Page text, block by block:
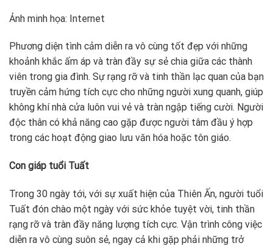
Ảnh minh họa: Internet
Phương diện tình cảm diễn ra vô cùng tốt đẹp với những
khoảnh khắc ấm áp và tràn đầy sự sẻ chia giữa các thành
viên trong gia đình. Sự rạng rỡ và tinh thần lạc quan của bạn
truyền cảm hứng tích cực cho những người xung quanh, giúp
không khí nhà cửa luôn vui vẻ và tràn ngập tiếng cười. Người
độc thân có khả năng cao gặp được người tâm đầu ý hợp
trong các hoạt động giao lưu văn hóa hoặc tôn giáo.
Con giáp tuổi Tuất
Trong 30 ngày tới, với sự xuất hiện của Thiên Ấn, người tuổi
Tuất đón chào một ngày với sức khỏe tuyệt vời, tinh thần
rạng rỡ và tràn đầy năng lượng tích cực. Vận trình công việc
diễn ra vô cùng suôn sẻ, ngay cả khi gặp phải những trở